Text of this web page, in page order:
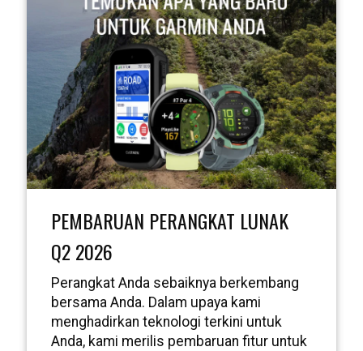
PEMBARUAN PERANGKAT LUNAK
Q2 2026
Perangkat Anda sebaiknya berkembang
bersama Anda. Dalam upaya kami
menghadirkan teknologi terkini untuk
Anda, kami merilis pembaruan fitur untuk